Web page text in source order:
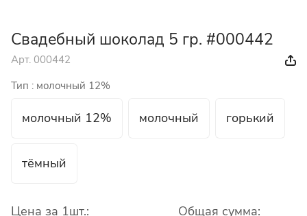
Свадебный шоколад 5 гр. #000442
Арт. 000442
Тип : молочный 12%
молочный 12% молочный горький
тёмный
Цена за 1шт.: Общая сумма: